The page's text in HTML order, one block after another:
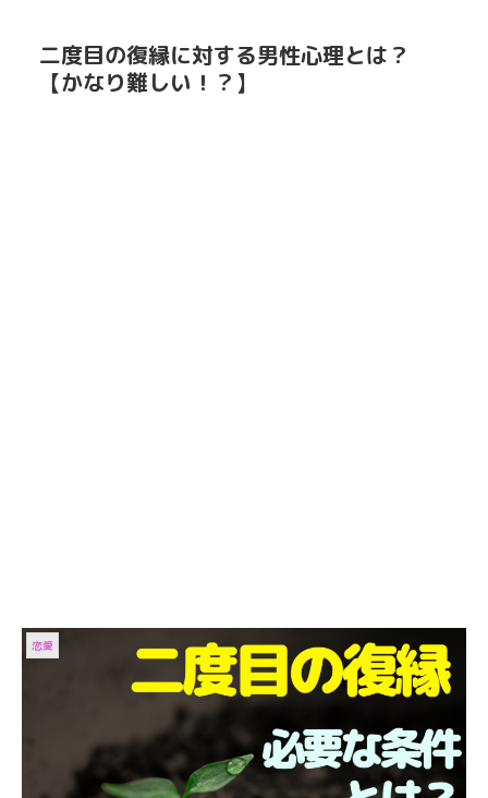
二度目の復縁に対する男性心理とは？
【かなり難しい！？】
恋愛